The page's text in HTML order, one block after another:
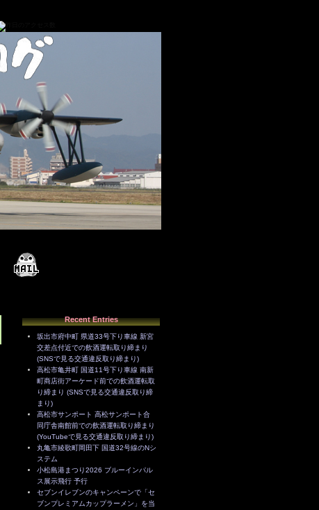
Recent Entries
坂出市府中町 県道33号下り車線 新宮
交差点付近での飲酒運転取り締まり
(SNSで見る交通違反取り締まり)
高松市亀井町 国道11号下り車線 南新
町商店街アーケード前での飲酒運転取
り締まり (SNSで見る交通違反取り締
まり)
高松市サンポート 高松サンポート合
同庁舎南館前での飲酒運転取り締まり
(YouTubeで見る交通違反取り締まり)
丸亀市綾歌町岡田下 国道32号線のNシ
ステム
小松島港まつり2026 ブルーインパル
ス展示飛行 予行
セブンイレブンのキャンペーンで「セ
ブンプレミアムカップラーメン」を当